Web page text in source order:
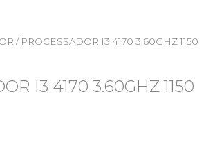
/ PROCESSADOR I3 4170 3.60GHZ 1150
I3 4170 3.60GHZ 1150